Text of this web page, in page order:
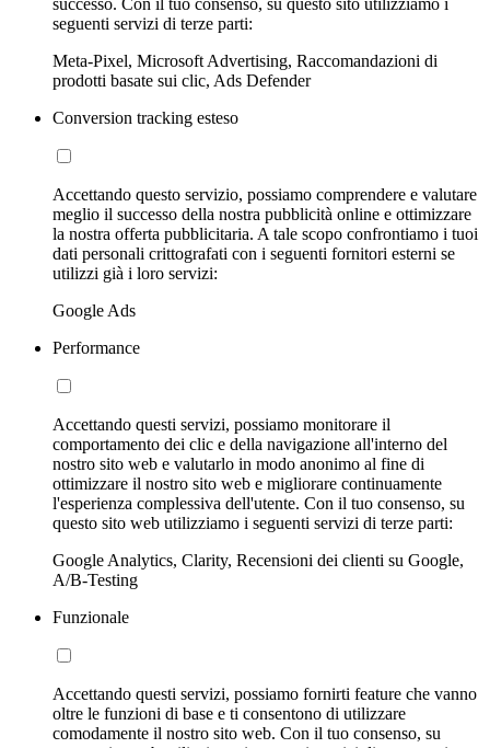
successo. Con il tuo consenso, su questo sito utilizziamo i
seguenti servizi di terze parti:
Meta-Pixel, Microsoft Advertising, Raccomandazioni di
prodotti basate sui clic, Ads Defender
Conversion tracking esteso
Accettando questo servizio, possiamo comprendere e valutare
meglio il successo della nostra pubblicità online e ottimizzare
la nostra offerta pubblicitaria. A tale scopo confrontiamo i tuoi
dati personali crittografati con i seguenti fornitori esterni se
utilizzi già i loro servizi:
Google Ads
Performance
Accettando questi servizi, possiamo monitorare il
comportamento dei clic e della navigazione all'interno del
nostro sito web e valutarlo in modo anonimo al fine di
ottimizzare il nostro sito web e migliorare continuamente
l'esperienza complessiva dell'utente. Con il tuo consenso, su
questo sito web utilizziamo i seguenti servizi di terze parti:
Google Analytics, Clarity, Recensioni dei clienti su Google,
A/B-Testing
Funzionale
Accettando questi servizi, possiamo fornirti feature che vanno
oltre le funzioni di base e ti consentono di utilizzare
comodamente il nostro sito web. Con il tuo consenso, su